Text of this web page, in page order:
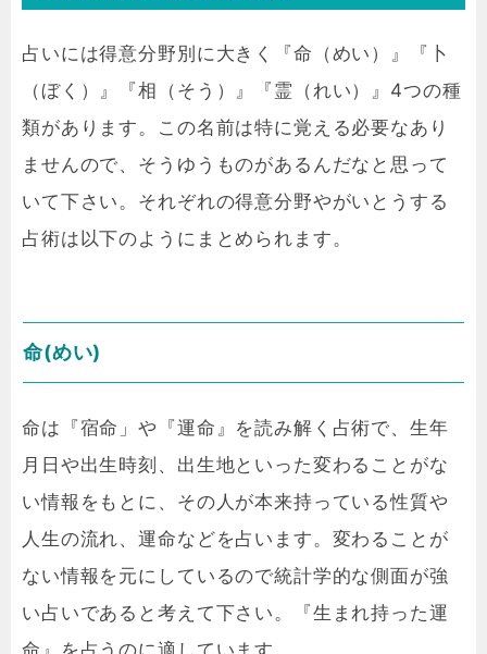
占いには得意分野別に大きく『命（めい）』『卜
（ぼく）』『相（そう）』『霊（れい）』4つの種
類があります。この名前は特に覚える必要なあり
ませんので、そうゆうものがあるんだなと思って
いて下さい。それぞれの得意分野やがいとうする
占術は以下のようにまとめられます。
命(めい)
命は『宿命」や『運命』を読み解く占術で、生年
月日や出生時刻、出生地といった変わることがな
い情報をもとに、その人が本来持っている性質や
人生の流れ、運命などを占います。変わることが
ない情報を元にしているので統計学的な側面が強
い占いであると考えて下さい。『生まれ持った運